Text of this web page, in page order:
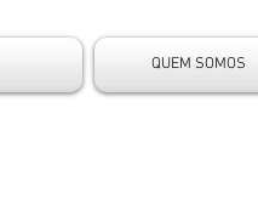
QUEM SOMOS